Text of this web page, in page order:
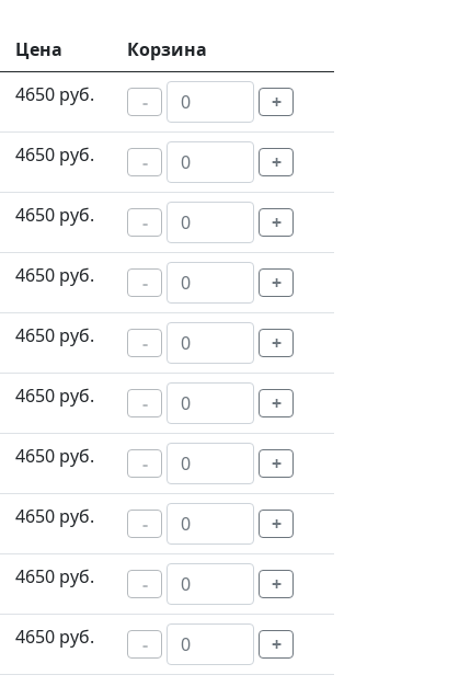
Цена
Корзина
4650 руб. - +
4650 руб. - +
4650 руб. - +
4650 руб. - +
4650 руб. - +
4650 руб. - +
4650 руб. - +
4650 руб. - +
4650 руб. - +
4650 руб. - +